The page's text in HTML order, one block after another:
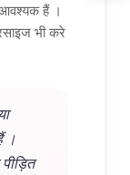
आवश्यक हैं ।
भी करे
।